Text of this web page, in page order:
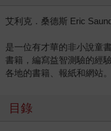
艾利克．桑德斯 Eric
是一位有才華的非小說童
書籍，編寫益智測驗的經
各地的書籍、報紙和網站。
目錄